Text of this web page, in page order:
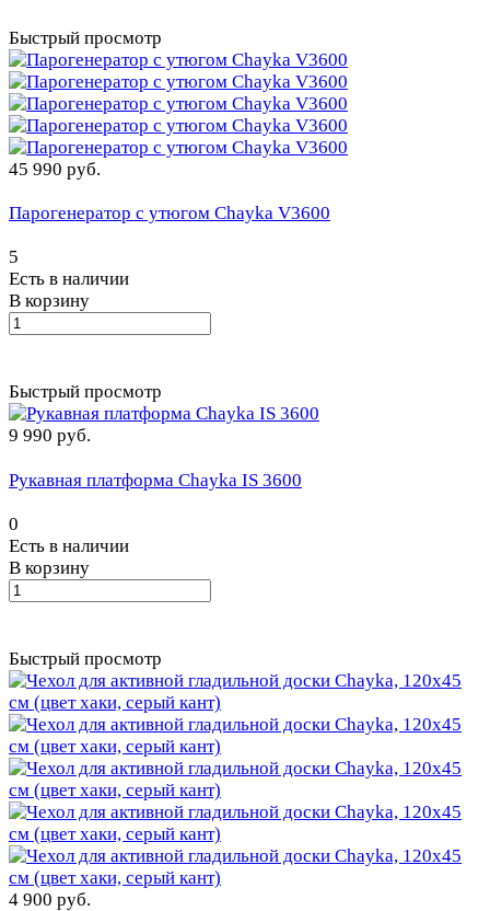
Быстрый просмотр
45 990 руб.
Парогенератор с утюгом Chayka V3600
5
Есть в наличии
В корзину
Быстрый просмотр
9 990 руб.
Рукавная платформа Chayka IS 3600
0
Есть в наличии
В корзину
Быстрый просмотр
4 900 руб.